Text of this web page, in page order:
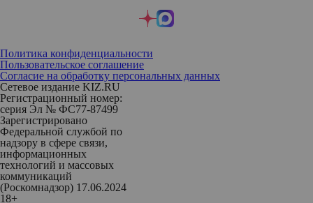
Политика конфиденциальности
Пользовательское соглашение
Согласие на обработку персональных данных
Сетевое издание KIZ.RU
Регистрационный номер:
серия Эл № ФС77-87499
Зарегистрировано
Федеральной службой по
надзору в сфере связи,
информационных
технологий и массовых
коммуникаций
(Роскомнадзор) 17.06.2024
18+